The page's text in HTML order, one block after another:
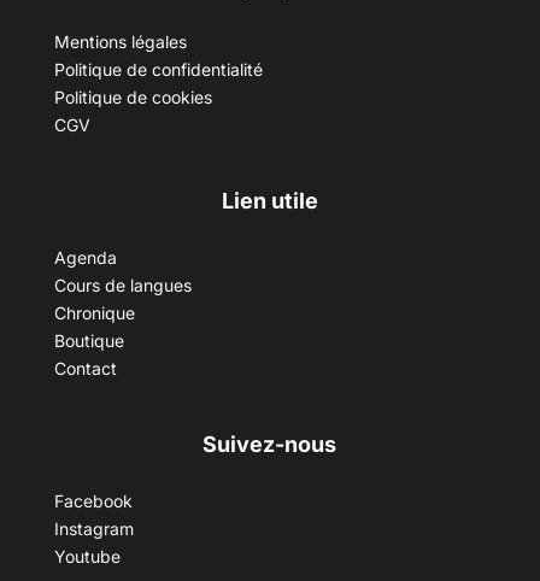
Mentions légales
Politique de confidentialité
Politique de cookies
CGV
Lien utile
Agenda
Cours de langues
Chronique
Boutique
Contact
Suivez-nous
Facebook
Instagram
Youtube